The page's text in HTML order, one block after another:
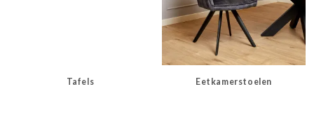
Tafels Eetkamerstoelen